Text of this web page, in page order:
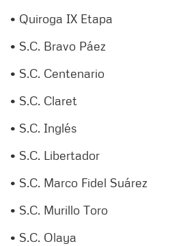
• Quiroga IX Etapa
• S.C. Bravo Páez
• S.C. Centenario
• S.C. Claret
• S.C. Inglés
• S.C. Libertador
• S.C. Marco Fidel Suárez
• S.C. Murillo Toro
• S.C. Olaya